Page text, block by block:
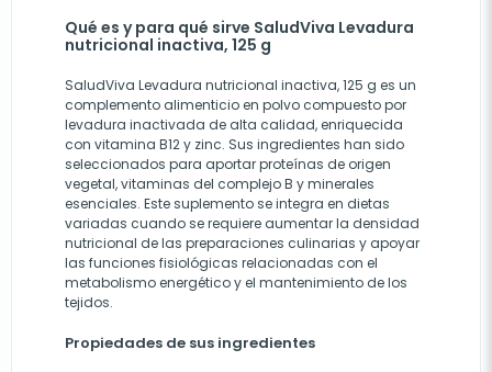
Qué es y para qué sirve SaludViva Levadura
nutricional inactiva, 125 g
SaludViva Levadura nutricional inactiva, 125 g es un
complemento alimenticio en polvo compuesto por
levadura inactivada de alta calidad, enriquecida
con vitamina B12 y zinc. Sus ingredientes han sido
seleccionados para aportar proteínas de origen
vegetal, vitaminas del complejo B y minerales
esenciales. Este suplemento se integra en dietas
variadas cuando se requiere aumentar la densidad
nutricional de las preparaciones culinarias y apoyar
las funciones fisiológicas relacionadas con el
metabolismo energético y el mantenimiento de los
tejidos.
Propiedades de sus ingredientes